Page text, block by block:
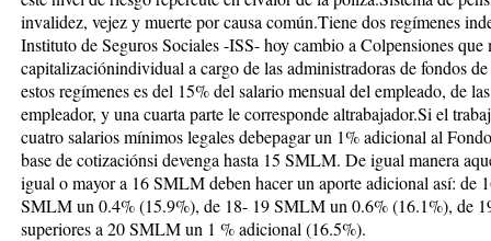
invalidez, vejez y muerte por causa común.Tiene dos regímenes
Instituto de Seguros Sociales -ISS- hoy cambio a Colpensiones
capitalizaciónindividual a cargo de las administradoras de fondos
estos regímenes es del 15% del salario mensual del empleado, de
empleador, y una cuarta parte le corresponde altrabajador.Si el
cuatro salarios mínimos legales debepagar un 1% adicional al
base de cotizaciónsi devenga hasta 15 SMLM. De igual manera
igual o mayor a 16 SMLM deben hacer un aporte adicional así:
SMLM un 0.4% (15.9%), de 18- 19 SMLM un 0.6% (16.1%), de
superiores a 20 SMLM un 1 % adicional (16.5%).